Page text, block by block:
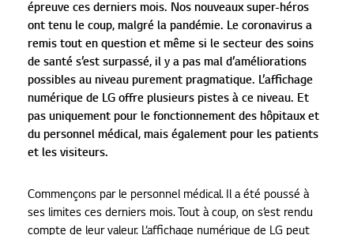
épreuve ces derniers mois. Nos nouveaux super-héros
ont tenu le coup, malgré la pandémie. Le coronavirus a
remis tout en question et même si le secteur des soins
de santé s’est surpassé, il y a pas mal d’améliorations
possibles au niveau purement pragmatique. L’affichage
numérique de LG offre plusieurs pistes à ce niveau. Et
pas uniquement pour le fonctionnement des hôpitaux et
du personnel médical, mais également pour les patients
et les visiteurs.
Commençons par le personnel médical. Il a été poussé à
ses limites ces derniers mois. Tout à coup, on s’est rendu
compte de leur valeur. L’affichage numérique de LG peut